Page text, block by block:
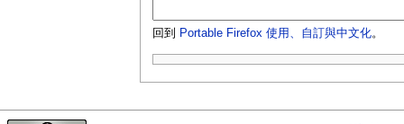
回到 Portable Firefox 使用、自訂與中文化。